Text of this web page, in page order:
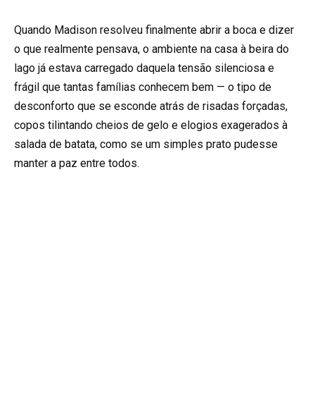
Quando Madison resolveu finalmente abrir a boca e dizer
o que realmente pensava, o ambiente na casa à beira do
lago já estava carregado daquela tensão silenciosa e
frágil que tantas famílias conhecem bem — o tipo de
desconforto que se esconde atrás de risadas forçadas,
copos tilintando cheios de gelo e elogios exagerados à
salada de batata, como se um simples prato pudesse
manter a paz entre todos.